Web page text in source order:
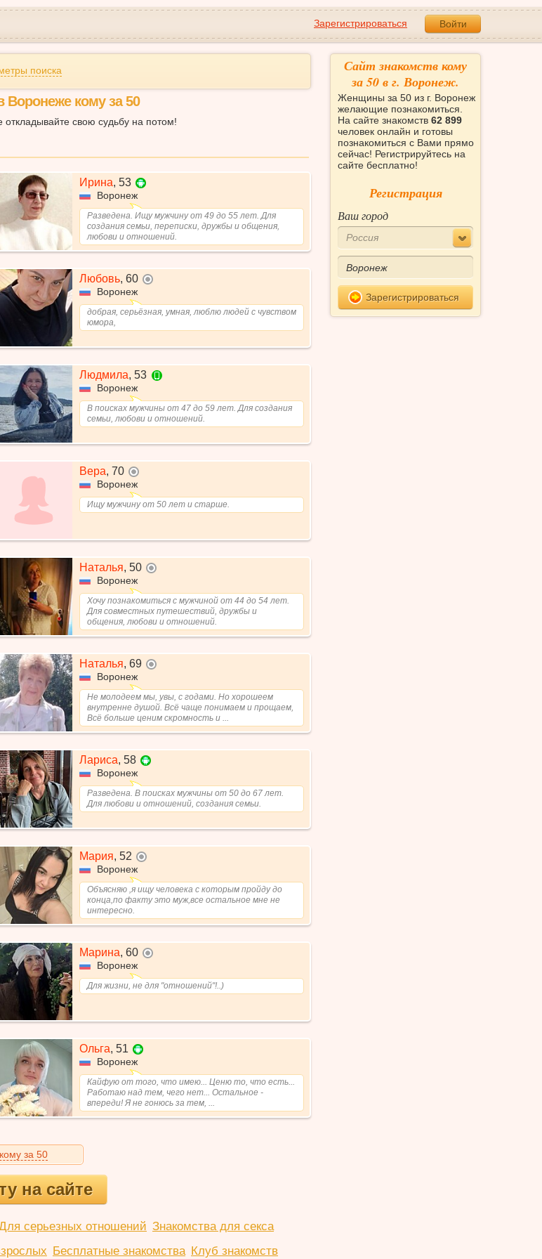
Зарегистрироваться Войти
поиска
кому за 50
свою судьбу на потом!
Ирина, 53
Воронеж
Разведена. Ищу мужчину от 49 до 55 лет. Для
создания семьи, переписки, дружбы и общения,
любови и отношений.
Любовь, 60
Воронеж
добрая, серьёзная, умная, люблю людей с чувством
юмора,
Людмила, 53
Воронеж
В поисках мужчины от 47 до 59 лет. Для создания
семьи, любови и отношений.
Вера, 70
Воронеж
Ищу мужчину от 50 лет и старше.
Наталья, 50
Воронеж
Хочу познакомиться с мужчиной от 44 до 54 лет.
Для совместных путешествий, дружбы и
общения, любови и отношений.
Наталья, 69
Воронеж
Не молодеем мы, увы, с годами. Но хорошеем
внутренне душой. Всё чаще понимаем и прощаем,
Всё больше ценим скромность и ...
Лариса, 58
Воронеж
Разведена. В поисках мужчины от 50 до 67 лет.
Для любови и отношений, создания семьи.
Мария, 52
Воронеж
Объясняю ,я ищу человека с которым пройду до
конца,по факту это муж,все остальное мне не
интересно.
Марина, 60
Воронеж
Для жизни, не для "отношений"!..)
Ольга, 51
Воронеж
Кайфую от того, что имею... Ценю то, что есть...
Работаю над тем, чего нет... Остальное -
впереди! Я не гонюсь за тем, ...
за 50
на сайте
серьезных отношений Знакомства для секса
Бесплатные знакомства Клуб знакомств
Сайт знакомств кому
за 50 в г. Воронеж.
Женщины за 50 из г. Воронеж
желающие познакомиться.
На сайте знакомств 62 899
человек онлайн и готовы
познакомиться с Вами прямо
сейчас! Регистрируйтесь на
сайте бесплатно!
Регистрация
Ваш город
Россия
Зарегистрироваться